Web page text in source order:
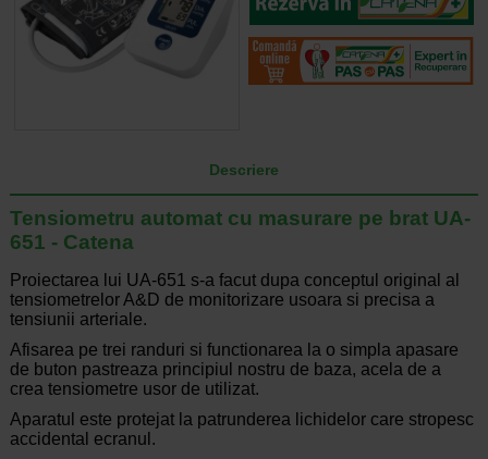
Descriere
Tensiometru automat cu masurare pe brat UA-
651 - Catena
Proiectarea lui UA-651 s-a facut dupa conceptul original al
tensiometrelor A&D de monitorizare usoara si precisa a
tensiunii arteriale.
Afisarea pe trei randuri si functionarea la o simpla apasare
de buton pastreaza principiul nostru de baza, acela de a
crea tensiometre usor de utilizat.
Aparatul este protejat la patrunderea lichidelor care stropesc
accidental ecranul.